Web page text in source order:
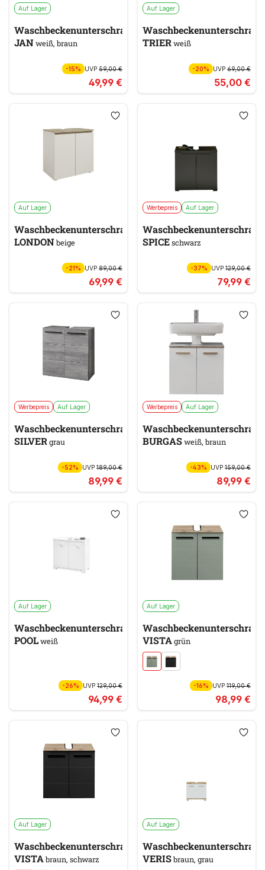
Auf Lager
Waschbeckenunterschrank
JANweiß, braun
-15% UVP 59,00 €
49,99 €
Auf Lager
Waschbeckenunterschrank
TRIERweiß
-20% UVP69,00 €
55,00 €
Auf Lager
Waschbeckenunterschrank
LONDONbeige
-21% UVP 89,00 €
69,99 €
Werbepreis Auf Lager
Waschbeckenunterschrank
SPICEschwarz
-37% UVP129,00 €
79,99 €
Werbepreis Auf Lager
Waschbeckenunterschrank
SILVERgrau
-52% UVP 189,00 €
89,99 €
Werbepreis Auf Lager
Waschbeckenunterschrank
BURGASweiß, braun
-43% UVP159,00 €
89,99 €
Auf Lager
Waschbeckenunterschrank
POOLweiß
-26% UVP 129,00 €
94,99 €
Auf Lager
Waschbeckenunterschrank
VISTAgrün
-16% UVP119,00 €
98,99 €
Auf Lager
Waschbeckenunterschrank
VISTAbraun, schwarz
Auf Lager
Waschbeckenunterschrank
VERISbraun, grau